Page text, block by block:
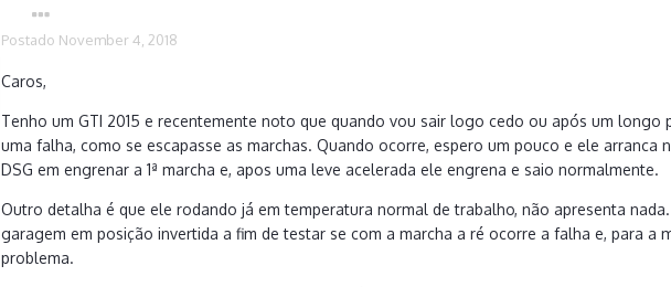
Postado November 4, 2018
Caros,
Tenho um GTI 2015 e recentemente noto que quando vou sair logo cedo ou após um longo
uma falha, como se escapasse as marchas. Quando ocorre, espero um pouco e ele
DSG em engrenar a 1ª marcha e, apos uma leve acelerada ele engrena e saio normalmente.
Outro detalha é que ele rodando já em temperatura normal de trabalho, não apresenta
garagem em posição invertida a fim de testar se com a marcha a ré ocorre a falha e, para a
problema.